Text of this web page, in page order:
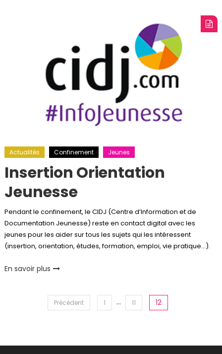
Actualités Confinement Jeunes
Insertion Orientation
Jeunesse
Pendant le confinement, le CIDJ (Centre d’Information et de
Documentation Jeunesse) reste en contact digital avec les
jeunes pour les aider sur tous les sujets qui les intéressent
(insertion, orientation, études, formation, emploi, vie pratique…).
En savoir plus
Précédent 1 … 11 12